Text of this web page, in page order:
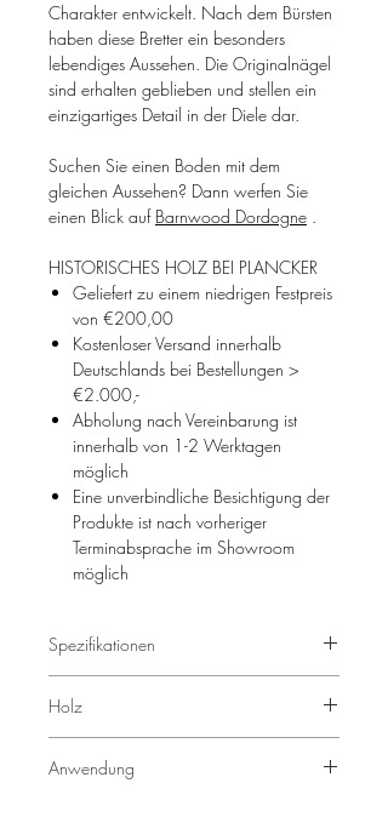
Charakter entwickelt. Nach dem Bürsten
haben diese Bretter ein besonders
lebendiges Aussehen. Die Originalnägel
sind erhalten geblieben und stellen ein
einzigartiges Detail in der Diele dar.
Suchen Sie einen Boden mit dem
gleichen Aussehen? Dann werfen Sie
einen Blick auf Barnwood Dordogne .
HISTORISCHES HOLZ BEI PLANCKER
Geliefert zu einem niedrigen Festpreis
von €200,00
Kostenloser Versand innerhalb
Deutschlands bei Bestellungen >
€2.000,-
Abholung nach Vereinbarung ist
innerhalb von 1-2 Werktagen
möglich
Eine unverbindliche Besichtigung der
Produkte ist nach vorheriger
Terminabsprache im Showroom
möglich
Spezifikationen
Breite: 122 cm
Länge: 275 cm
Holz
Anwendung